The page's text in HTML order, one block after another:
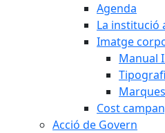
Agenda
La institució
Imatge
Manual
Cost
Acció de Govern